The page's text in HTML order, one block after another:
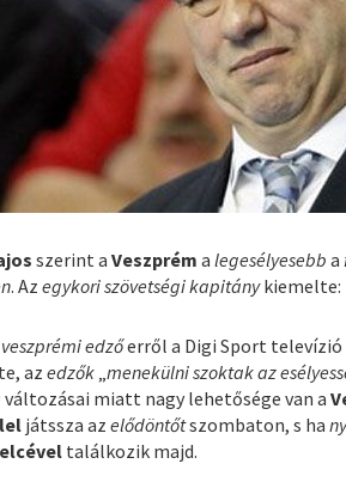
szerint aVeszprém alegesélyesebb a
. Azegykori szövetségi kapitánykiemelte:
edzőerről a Digi Sport televízió
azedzők „menekülni szoktak az
változásai miatt nagy lehetősége van a
játssza azelődöntőtszombaton, s ha
találkozik majd.